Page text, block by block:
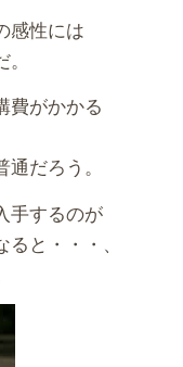
感性には
費がかかる
だろう。
手するのが
と・・・、